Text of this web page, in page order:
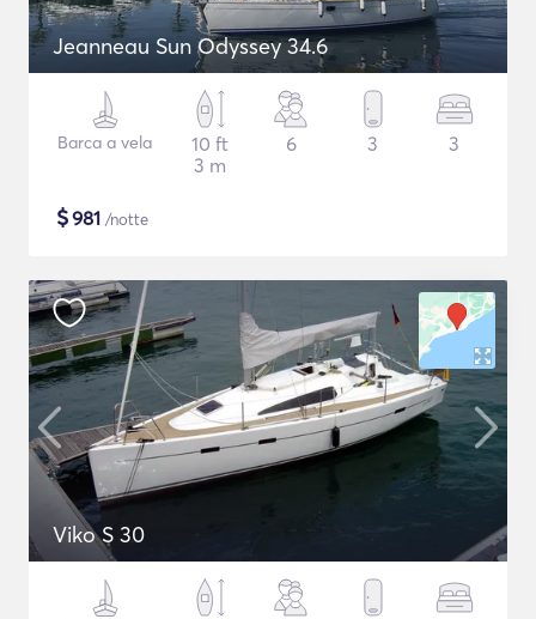
Jeanneau Sun Odyssey 34.6
Barca a vela
10 ft
3 m
6 3 3
$981 /notte
Viko S 30